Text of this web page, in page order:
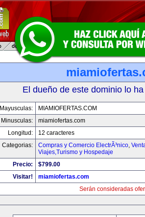
El dueño de este dominio lo
Mayusculas:
MIAMIOFERTAS.COM
Minusculas:
miamiofertas.com
Longitud:
12 caracteres
Categorias:
Compras y Comercio ElectrÃ³nico,
Viajes,Turismo y Hospedaje
Precio:
$799.00
Visitar!
miamiofertas.com
Serán consideradas